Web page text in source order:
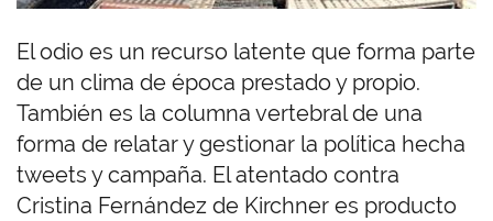
El odio es un recurso latente que forma parte
de un clima de época prestado y propio.
También es la columna vertebral de una
forma de relatar y gestionar la política hecha
tweets y campaña. El atentado contra
Cristina Fernández de Kirchner es producto